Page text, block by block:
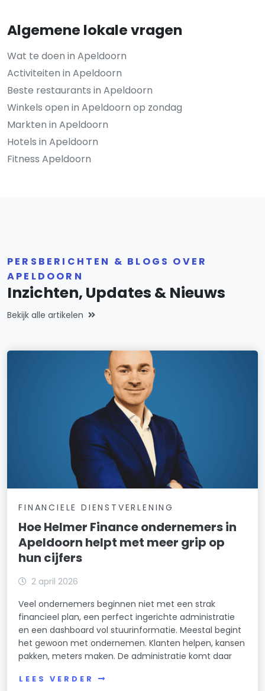
Algemene lokale vragen
Wat te doen in Apeldoorn
Activiteiten in Apeldoorn
Beste restaurants in Apeldoorn
Winkels open in Apeldoorn op zondag
Markten in Apeldoorn
Hotels in Apeldoorn
Fitness Apeldoorn
PERSBERICHTEN & BLOGS OVER
APELDOORN
Inzichten, Updates & Nieuws
Bekijk alle artikelen
FINANCIELE DIENSTVERLENING
Hoe Helmer Finance ondernemers in
Apeldoorn helpt met meer grip op
hun cijfers
2 april 2026
Veel ondernemers beginnen niet met een strak
financieel plan, een perfect ingerichte administratie
en een dashboard vol stuurinformatie. Meestal begint
het gewoon met ondernemen. Klanten helpen, kansen
pakken, meters maken. De administratie komt daar
LEES VERDER